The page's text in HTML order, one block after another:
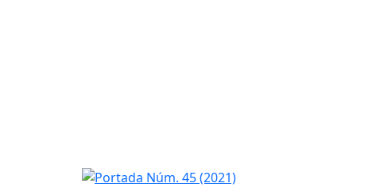
Portada Núm. 45 (2021)